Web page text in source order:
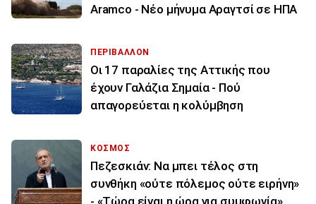
Aramco - Νέο μήνυμα Αραγτσί σε ΗΠΑ
ΠΕΡΙΒΑΛΛΟΝ
Οι 17 παραλίες της Αττικής που
έχουν Γαλάζια Σημαία - Πού
απαγορεύεται η κολύμβηση
ΚΟΣΜΟΣ
Πεζεσκιάν: Να μπει τέλος στη
συνθήκη «ούτε πόλεμος ούτε ειρήνη»